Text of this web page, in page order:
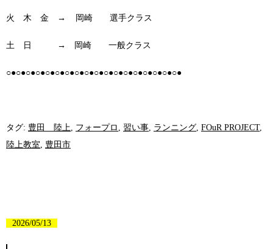
火 木 金 → 岡崎 選手クラス
土 日 → 岡崎 一般クラス
○●○●○●○●○●○●○●○●○●○●○●○●○●○●○●○●○●○●
タグ: 豊田 陸上, フォープロ , 習い事, ランニング, FOuR PROJECT,
陸上教室, 豊田市
2026/05/13